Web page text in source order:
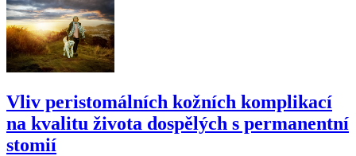
Vliv peristomálních kožních komplikací
na kvalitu života dospělých s permanentní
stomií